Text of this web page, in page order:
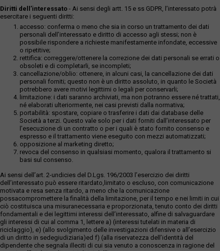
Diritti dell’interessato - Ai sensi degli artt. 15 e ss GDPR, l’interessato potrà
esercitare i seguenti diritti:
accesso: conferma o meno che sia in corso un trattamento dei dati
personali dell’interessato e diritto di accesso agli stessi; non è
possibile rispondere a richieste manifestamente infondate, eccessive
o ripetitive;
rettifica: correggere/ottenere la correzione dei dati personali se errati o
obsoleti e di completarli, se incompleti;
cancellazione/oblio: ottenere, in alcuni casi, la cancellazione dei dati
personali forniti; questo non è un diritto assoluto, in quanto le Società
potrebbero avere motivi legittimi o legali per conservarli;
limitazione: i dati saranno archiviati, ma non potranno essere né trattati,
né elaborati ulteriormente, nei casi previsti dalla normativa;
portabilità: spostare, copiare o trasferire i dati dai database delle
Società a terzi. Questo vale solo per i dati forniti dall’interessato per
l’esecuzione di un contratto o per i quali è stato fornito consenso e
espresso e il trattamento viene eseguito con mezzi automatizzati;
opposizione al marketing diretto;
revoca del consenso in qualsiasi momento, qualora il trattamento si
basi sul consenso.
Ai sensi dell’art. 2-undicies del D.Lgs. 196/2003 l’esercizio dei diritti
dell’interessato può essere ritardato,limitato o escluso, con comunicazione
motivata e resa senza ritardo, a meno che la comunicazione
possacompromettere la finalità della limitazione, per il tempo e nei limiti in cui
ciò costituisca una misuranecessaria e proporzionata, tenuto conto dei diritti
fondamentali e dei legittimi interessi dell’interessato, alfine di salvaguardare
gli interessi di cui al comma 1, lettere a) (interessi tutelati in materia di
riciclaggio), e) (allo svolgimento delle investigazioni difensive o all’esercizio
di un diritto in sedegiudiziaria)ed f) (alla riservatezza dell’identità del
dipendente che segnala illeciti di cui sia venuto a conoscenza in ragione del